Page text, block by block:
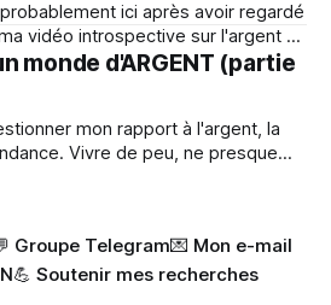
(au lieu de 1 jour sur les
vidéo introspective sur l'argent et
cette portion de mon histoire
c'est ta première
monde d'ARGENT (partie
mon rapport à l'argent, la
Vivre de peu, ne presque
Groupe Telegram💌 Mon e-mail
💪 Soutenir mes recherches